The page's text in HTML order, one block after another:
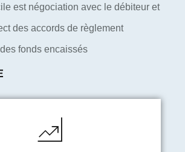
est négociation avec le débiteur et
des accords de règlement
fonds encaissés